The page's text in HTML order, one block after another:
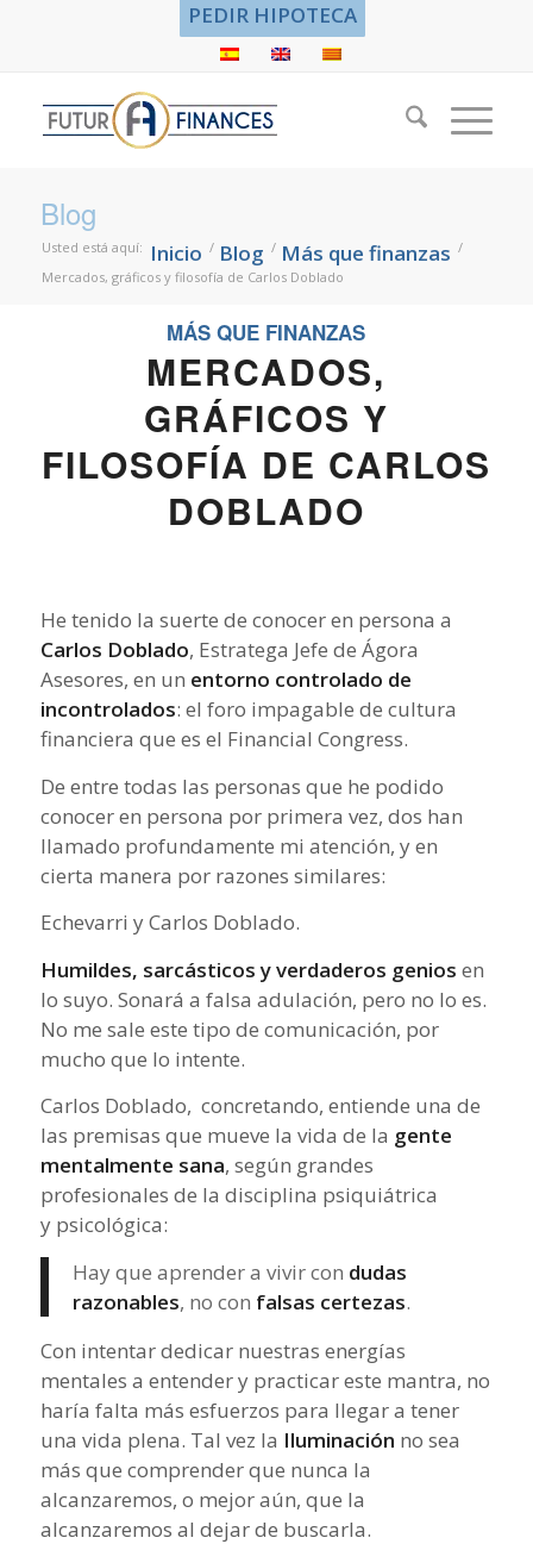
PEDIR HIPOTECA
Blog
Usted está aquí: Inicio / Blog / Más que finanzas /
Mercados, gráficos y filosofía de Carlos Doblado
MÁS QUE FINANZAS
MERCADOS,
GRÁFICOS Y
FILOSOFÍA DE CARLOS
DOBLADO
He tenido la suerte de conocer en persona a
Carlos Doblado, Estratega Jefe de Ágora
Asesores, en un entorno controlado de
incontrolados: el foro impagable de cultura
financiera que es el Financial Congress.
De entre todas las personas que he podido
conocer en persona por primera vez, dos han
llamado profundamente mi atención, y en
cierta manera por razones similares:
Echevarri y Carlos Doblado.
Humildes, sarcásticos y verdaderos genios en
lo suyo. Sonará a falsa adulación, pero no lo es.
No me sale este tipo de comunicación, por
mucho que lo intente.
Carlos Doblado, concretando, entiende una de
las premisas que mueve la vida de la gente
mentalmente sana, según grandes
profesionales de la disciplina psiquiátrica
y psicológica:
Hay que aprender a vivir con dudas
razonables, no con falsas certezas.
Con intentar dedicar nuestras energías
mentales a entender y practicar este mantra, no
haría falta más esfuerzos para llegar a tener
una vida plena. Tal vez la Iluminación no sea
más que comprender que nunca la
alcanzaremos, o mejor aún, que la
alcanzaremos al dejar de buscarla.